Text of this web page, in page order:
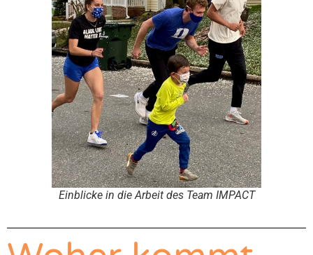
Einblicke in die Arbeit des Team IMPACT